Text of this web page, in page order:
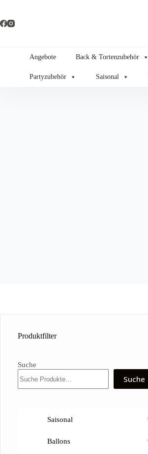
springen
Angebote Back & Tortenzubehör
Partyzubehör Saisonal
Produktfilter
Suche
Suche
Saisonal
Ballons